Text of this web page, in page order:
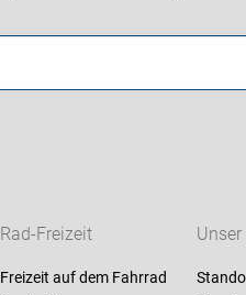
Rad-Freizeit
Freizeit auf dem Fahrrad